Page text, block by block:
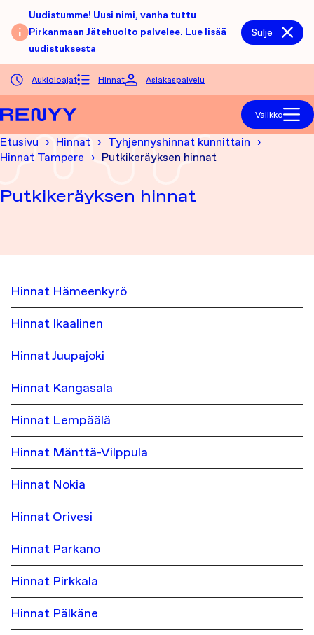
Siirry sisältöön
Uudistumme! Uusi nimi, vanha tuttu
Pirkanmaan Jätehuolto palvelee. Lue lisää
uudistuksesta
Sulje
Aukioloajat Hinnat Asiakaspalvelu
Valikko
Etusivu Hinnat
Tyhjennyshinnat kunnittain
Hinnat Tampere
Putkikeräyksen hinnat
Putkikeräyksen hinnat
Hinnat Hämeenkyrö
Hinnat Ikaalinen
Hinnat Juupajoki
Hinnat Kangasala
Hinnat Lempäälä
Hinnat Mänttä-Vilppula
Hinnat Nokia
Hinnat Orivesi
Hinnat Parkano
Hinnat Pirkkala
Hinnat Pälkäne